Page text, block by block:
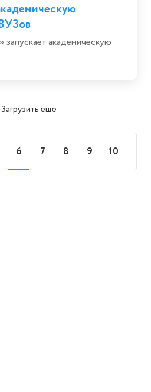
академическую
Загрузить еще
6 7 8 9 10